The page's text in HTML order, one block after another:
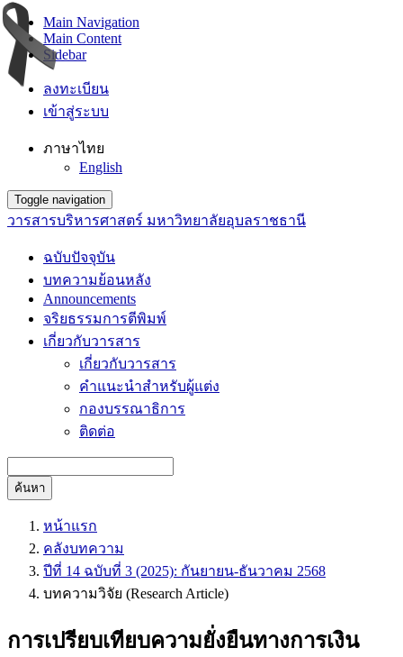
Main Navigation
Main Content
Sidebar
ลงทะเบียน
เข้าสู่ระบบ
ภาษาไทย
English
Toggle navigation
วารสารบริหารศาสตร์ มหาวิทยาลัยอุบลราชธานี
ฉบับปัจจุบัน
บทความย้อนหลัง
Announcements
จริยธรรมการตีพิมพ์
เกี่ยวกับวารสาร
เกี่ยวกับวารสาร
คำแนะนำสำหรับผู้แต่ง
กองบรรณาธิการ
ติดต่อ
ค้นหา
หน้าแรก
คลังบทความ
ปีที่ 14 ฉบับที่ 3 (2025): กันยายน-ธันวาคม 2568
บทความวิจัย (Research Article)
การเปรียบเทียบความยั่งยืนทางการเงิน